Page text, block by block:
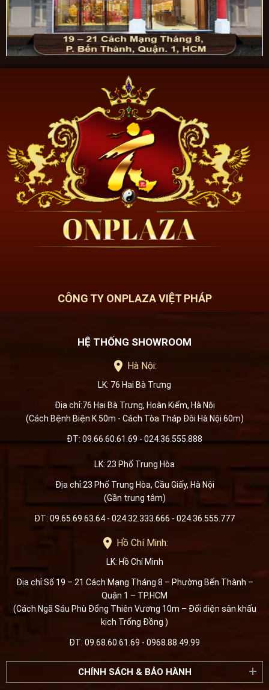
CÔNG TY ONPLAZA VIỆT PHÁP
HỆ THỐNG SHOWROOM
Hà Nội:
LK: 76 Hai Bà Trưng
Địa chỉ:76 Hai Bà Trưng, Hoàn Kiếm, Hà Nội
(Cách Bệnh Biện K 50m - Cách Tòa Tháp Đôi Hà Nội 60m)
ĐT: 09.66.60.61.69 - 024.36.555.888
LK: 23 Phố Trung Hòa
Địa chỉ:23 Phố Trung Hòa, Cầu Giấy, Hà Nội
(Gần trung tâm)
ĐT: 09.65.69.63.64 - 024.32.333.666 - 024.36.555.777
Hồ Chí Minh:
LK: Hồ Chí Minh
Địa chỉ:Số 19 – 21 Cách Mạng Tháng 8 – Phường Bến Thành –
Quận 1 – TP.HCM
(Cách Ngã Sáu Phù Đổng Thiên Vương 10m – Đối diện sân khấu
kịch Trống Đồng )
ĐT: 09.68.60.61.69 - 0968.88.49.99
CHÍNH SÁCH & BẢO HÀNH